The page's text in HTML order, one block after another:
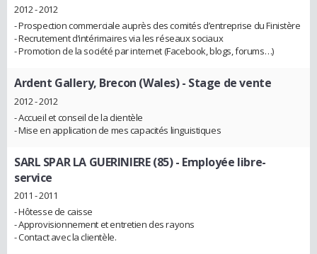
2012 - 2012
- Prospection commerciale auprès des comités d’entreprise du Finistère
- Recrutement d’intérimaires via les réseaux sociaux
- Promotion de la société par internet (Facebook, blogs, forums…)
Ardent Gallery, Brecon (Wales)- Stage de vente
2012 - 2012
- Accueil et conseil de la clientèle
- Mise en application de mes capacités linguistiques
SARL SPAR LA GUERINIERE (85)- Employée libre-
service
2011 - 2011
- Hôtesse de caisse
- Approvisionnement et entretien des rayons
- Contact avec la clientèle.